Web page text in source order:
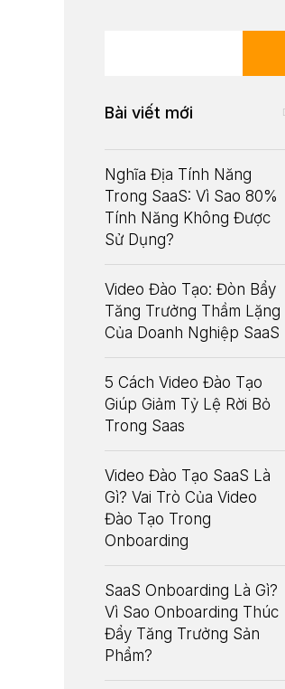
Bài viết mới
Nghĩa Địa Tính Năng
Trong SaaS: Vì Sao 80%
Tính Năng Không Được
Sử Dụng?
Video Đào Tạo: Đòn Bẩy
Tăng Trưởng Thầm Lặng
Của Doanh Nghiệp SaaS
5 Cách Video Đào Tạo
Giúp Giảm Tỷ Lệ Rời Bỏ
Trong Saas
Video Đào Tạo SaaS Là
Gì? Vai Trò Của Video
Đào Tạo Trong
Onboarding
SaaS Onboarding Là Gì?
Vì Sao Onboarding Thúc
Đẩy Tăng Trưởng Sản
Phẩm?